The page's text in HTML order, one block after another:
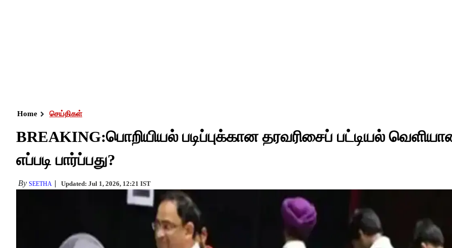
Home செய்திகள்
BREAKING:பொறியியல் படிப்புக்கான தரவரிசைப் பட்டியல்
எப்படி பார்ப்பது?
By SEETHA Updated: Jul 1, 2026, 12:21 IST